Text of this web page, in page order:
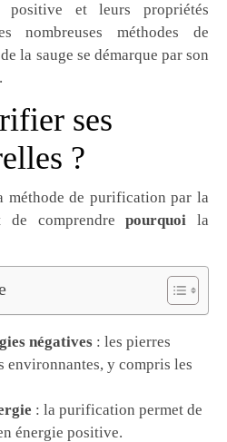
positive et leurs propriétés
nombreuses méthodes de
la sauge se démarque par son
ses
?
méthode de purification par la
de comprendrepourquoi la
négatives : les pierres
environnantes, y compris les
: la purification permet de
énergie positive.